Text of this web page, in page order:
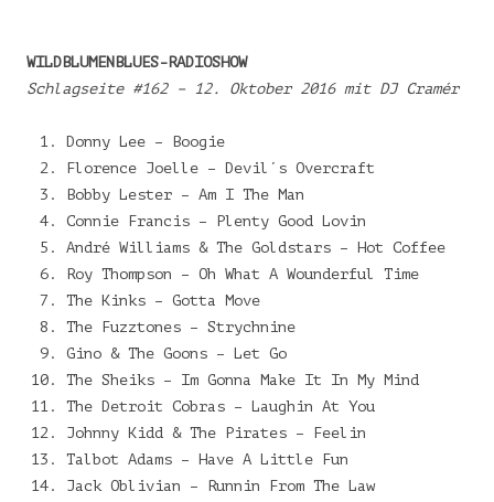
WILDBLUMENBLUES-RADIOSHOW
Schlagseite #162 – 12. Oktober 2016 mit DJ Cramér
Donny Lee – Boogie
Florence Joelle – Devil´s Overcraft
Bobby Lester – Am I The Man
Connie Francis – Plenty Good Lovin
André Williams & The Goldstars – Hot Coffee
Roy Thompson – Oh What A Wounderful Time
The Kinks – Gotta Move
The Fuzztones – Strychnine
Gino & The Goons – Let Go
The Sheiks – Im Gonna Make It In My Mind
The Detroit Cobras – Laughin At You
Johnny Kidd & The Pirates – Feelin
Talbot Adams – Have A Little Fun
Jack Oblivian – Runnin From The Law